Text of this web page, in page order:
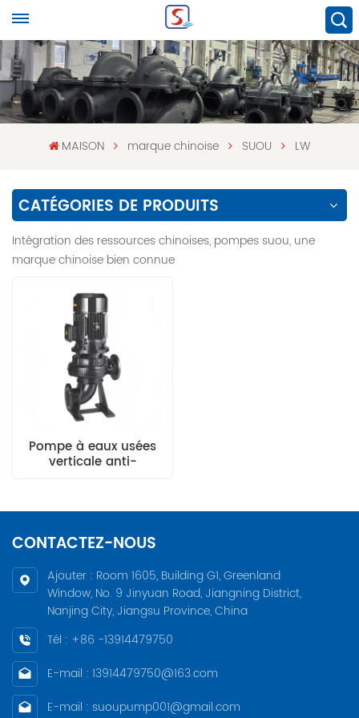
MAISON marque chinoise SUOU LW
CATÉGORIES DE PRODUITS
Intégration des ressources chinoises, pompes suou, une
marque chinoise bien connue
Pompe à eaux usées
verticale anti-
CONTACTEZ-NOUS
Ajouter : Room 1605, Building G1, Greenland
Window, No. 9 Jinyuan Road, Jiangning District,
Nanjing City, Jiangsu Province, China
Tél : +86 -13914479750
E-mail : 13914479750@163.com
E-mail : suoupump001@gmail.com